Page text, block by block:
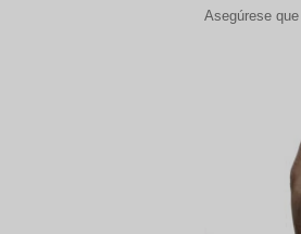
Asegúrese